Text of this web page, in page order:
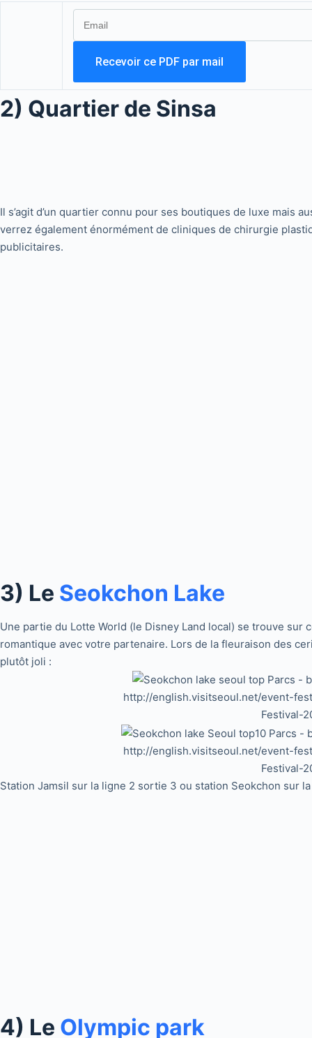
2) Quartier de Sinsa
Il s’agit d’un quartier connu pour ses boutiques de luxe mais
verrez également énormément de cliniques de chirurgie
publicitaires.
3) Le Seokchon Lake
Une partie du Lotte World (le Disney Land local) se trouve
romantique avec votre partenaire. Lors de la fleuraison des
plutôt joli :
http://english.visitseoul.net/event-
Festival-
http://english.visitseoul.net/event-
Festival-
Station Jamsil sur la ligne 2 sortie 3 ou station Seokchon sur
4) Le Olympic park